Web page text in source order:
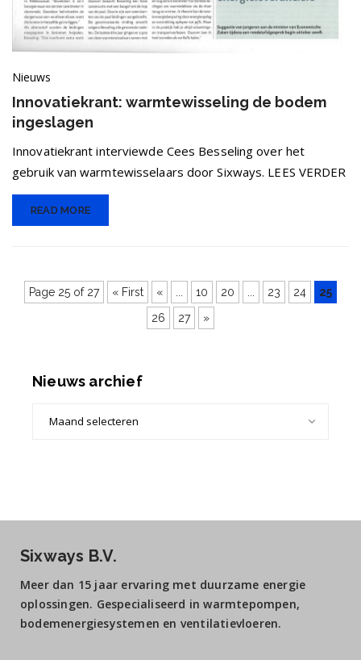
Nieuws
Innovatiekrant: warmtewisseling de bodem
ingeslagen
Innovatiekrant interviewde Cees Besseling over het
gebruik van warmtewisselaars door Sixways. LEES VERDER
READ MORE
Page 25 of 27 « First « 10 20 23 24
25
26
27 »
Nieuws archief
archief
Sixways B.V.
Meer dan 15 jaar ervaring met duurzame energie
oplossingen. Gespecialiseerd in warmtepompen,
bodemenergiesystemen en ventilatievloeren.